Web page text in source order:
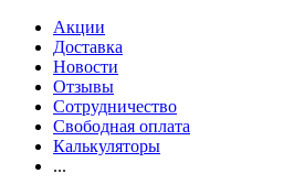
Акции
Доставка
Новости
Отзывы
Сотрудничество
Свободная оплата
Калькуляторы
...